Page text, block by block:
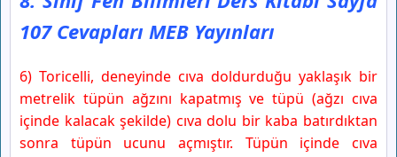
107 Cevapları MEB Yayınları
6) Toricelli, deneyinde cıva doldurduğu yaklaşık bir
metrelik tüpün ağzını kapatmış ve tüpü (ağzı cıva
içinde kalacak şekilde) cıva dolu bir kaba batırdıktan
sonra tüpün ucunu açmıştır. Tüpün içinde cıva